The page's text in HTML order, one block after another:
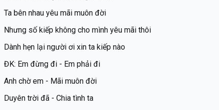
Ta bên nhau yêu mãi muôn đời
Nhưng số kiếp không cho mình yêu mãi thôi
Dành hẹn lại người ơi xin ta kiếp nào
ĐK: Em đừng đi - Em phải đi
Anh chờ em - Mãi muôn đời
Duyên trời đã - Chia tình ta